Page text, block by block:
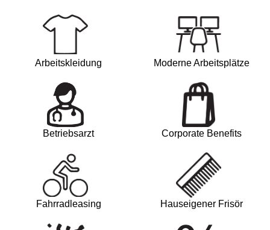
Arbeitskleidung Moderne Arbeitsplätze
Betriebsarzt Corporate Benefits
Fahrradleasing Hauseigener Frisör